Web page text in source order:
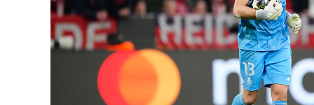
Чемпіонат Світу. Турнирні таблиці
Таблиця УПЛ
Перша Ліга
Таблиця АПЛ
Таблиця Ла Ліги
Таблиця Ліги Чемпіонів